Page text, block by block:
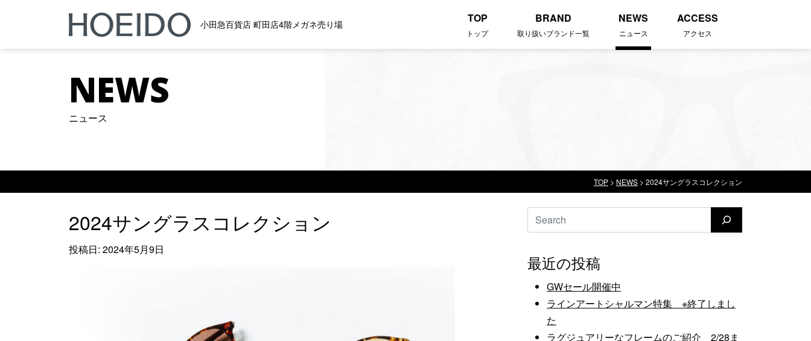
メインナビゲーション 小田急百貨店 町田店4階メガネ売り場 TOP
トップ
BRAND
取り扱いブランド一覧
NEWS
ニュース
ACCESS
アクセス
NEWS
ニュース
TOP > NEWS > 2024サングラスコレクション
2024サングラスコレクション
投稿日: 2024年5月9日
検索
最近の投稿
GWセール開催中
ラインアートシャルマン特集 ※終了しまし
た
ラグジュアリーなフレームのご紹介 2/28ま